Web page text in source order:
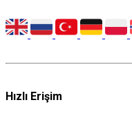
Hızlı Erişim